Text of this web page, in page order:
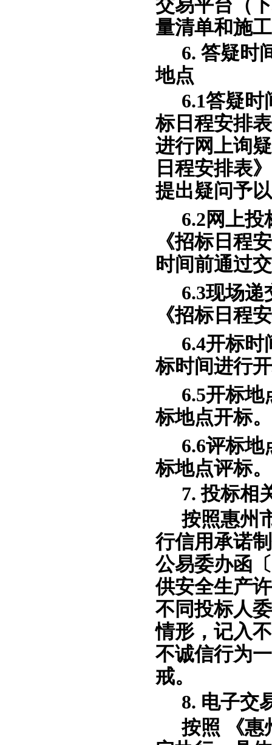
交易平台（
量清单和施
6. 答疑时
地点
6.1答疑
标日程安排
进行网上询
日程安排表
提出疑问予
6.2网上
《招标日程
时间前通过
6.3现场
《招标日程
6.4开标
标时间进行
6.5开标
标地点开标。
6.6评标
标地点评标。
7. 投标相
按照惠州
行信用承诺
公易委办函〔
供安全生产
不同投标人
情形，记入
不诚信行为
戒。
8. 电子交
按照
《